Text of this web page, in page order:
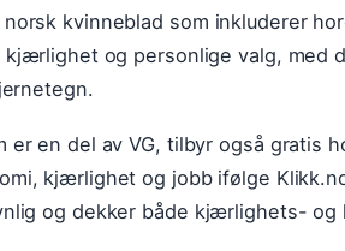
norsk kvinneblad som inkluderer
kjærlighet og personlige valg, med
er en del av VG, tilbyr også gratis
kjærlighet og jobb ifølge
og dekker både kjærlighets- og